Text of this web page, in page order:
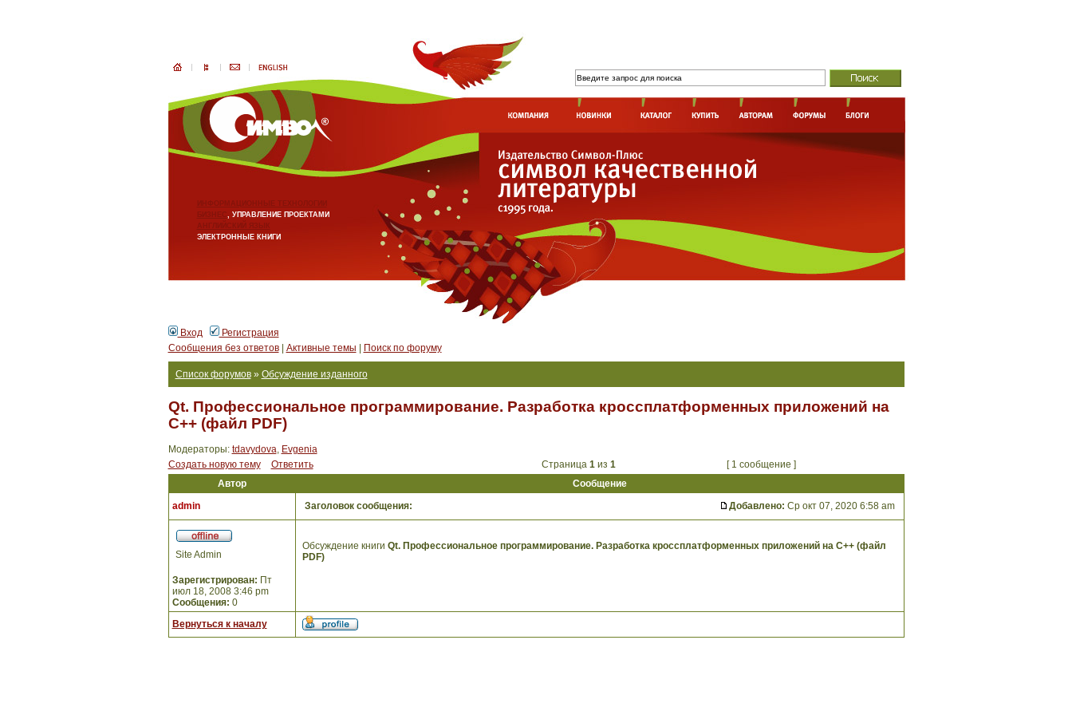
ИНФОРМАЦИОННЫЕ ТЕХНОЛОГИИ
БИЗНЕС, УПРАВЛЕНИЕ ПРОЕКТАМИ
АНГЛИЙСКИЙ ЯЗЫК
ЭЛЕКТРОННЫЕ КНИГИ
Вход
Регистрация
Сообщения без ответов| Активные темы Поиск по форуму
Список форумов» Обсуждение изданного
Qt. Профессиональное программирование. Разработка кроссплатформенных приложений на
С++ (файл PDF)
Модераторы: tdavydova, Evgenia
Создать новую тему
Ответить Страница 1из 1
[ 1 сообщение ]
Автор
Сообщение
admin
Заголовок сообщения: Добавлено: Ср окт 07, 2020 6:58 am
Site Admin
Зарегистрирован: Пт
июл 18, 2008 3:46 pm
Сообщения: 0
Обсуждение книги Qt. Профессиональное программирование. Разработка кроссплатформенных приложений на С++ (файл
PDF)
Вернуться к началу